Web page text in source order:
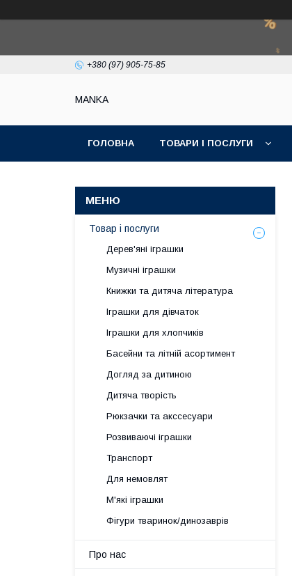
+380 (97) 905-75-85
МАNKА
ГОЛОВНА ТОВАРИ І ПОСЛУГИ
Товар і послуги
Дерев'яні іграшки
Музичні іграшки
Книжки та дитяча література
Іграшки для дівчаток
Іграшки для хлопчиків
Басейни та літній асортимент
Догляд за дитиною
Дитяча творість
Рюкзачки та акссесуари
Розвиваючі іграшки
Транспорт
Для немовлят
М'які іграшки
Фігури тваринок/динозаврів
Про нас